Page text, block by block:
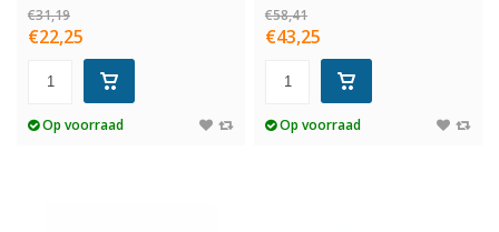
€31,19
€22,25
Op voorraad
€58,41
€43,25
Op voorraad